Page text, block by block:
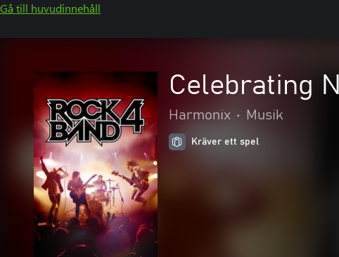
Gå till huvudinnehåll
Celebrating
Harmonix • Musik
Kräver ett spel